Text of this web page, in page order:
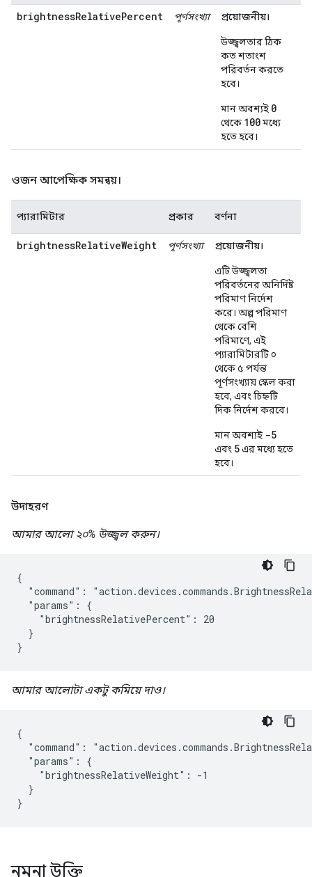
brightnessRelativePercent পূর্ণসংখ্যা প্রয়োজনীয়।
উজ্জ্বলতার ঠিক
কত শতাংশ
পরিবর্তন করতে
হবে।
মান অবশ্যই 0
থেকে 100মধ্যে
হতে হবে।
ওজন আপেক্ষিক সমন্বয়।
প্যারামিটার প্রকার বর্ণনা
brightnessRelativeWeight পূর্ণসংখ্যা প্রয়োজনীয়।
এটি উজ্জ্বলতা
পরিবর্তনের অনির্দিষ্ট
পরিমাণ নির্দেশ
করে। অল্প পরিমাণ
থেকে বেশি
পরিমাণে, এই
প্যারামিটারটি ০
থেকে ৫ পর্যন্ত
পূর্ণসংখ্যায় স্কেল করা
হবে, এবং চিহ্নটি
দিক নির্দেশ করবে।
মান অবশ্যই -5
এবং 5এর মধ্যে হতে
হবে।
উদাহরণ
আমার আলো ২০% উজ্জ্বল করুন।
{
"command":
  "params": {
    "brightnessRelativePercent": 20
  }
}
আমার আলোটা একটু কমিয়ে দাও।
{
"command":
  "params": {
    "brightnessRelativeWeight": -1
  }
}
নমুনা উক্তি